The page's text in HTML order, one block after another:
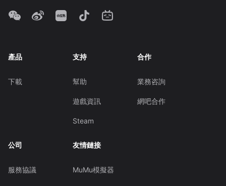
產品
下載
支持
幫助
遊戲資訊
Steam
合作
業務咨詢
網吧合作
公司
服務協議
友情鏈接
MuMu模擬器